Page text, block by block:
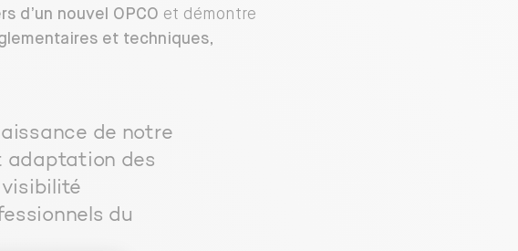
d’un nouvel OPCO et démontre
et techniques,
de notre
adaptation des
visibilité
du